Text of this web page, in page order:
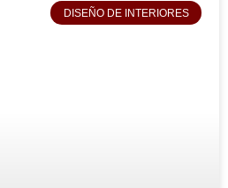
DISEÑO DE INTERIORES